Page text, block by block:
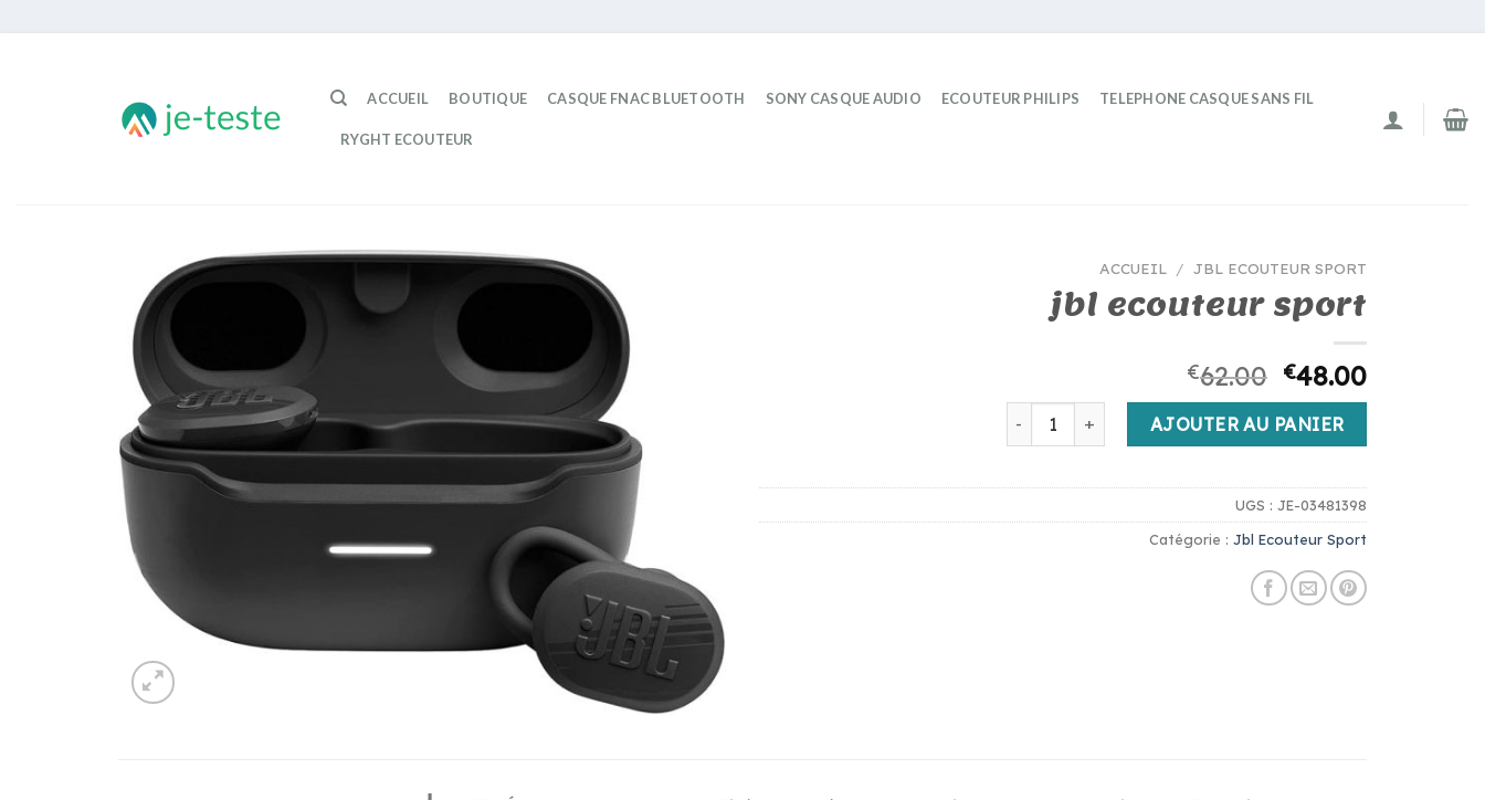
ACCUEIL BOUTIQUE CASQUE FNAC BLUETOOTH SONY CASQUE AUDIO ECOUTEUR PHILIPS TELEPHONE CASQUE SANS FIL
RYGHT ECOUTEUR
ACCUEIL / JBL ECOUTEUR SPORT
jbl ecouteur sport
€62.00 €48.00
quantité de jbl ecouteur sportAJOUTER AU PANIER
UGS : JE-03481398
Catégorie : Jbl Ecouteur Sport